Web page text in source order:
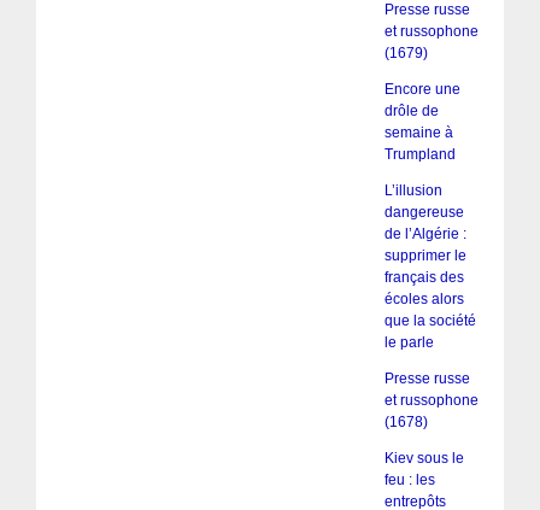
Presse russe
et russophone
(1679)
Encore une
drôle de
semaine à
Trumpland
L’illusion
dangereuse
de l’Algérie :
supprimer le
français des
écoles alors
que la société
le parle
Presse russe
et russophone
(1678)
Kiev sous le
feu : les
entrepôts